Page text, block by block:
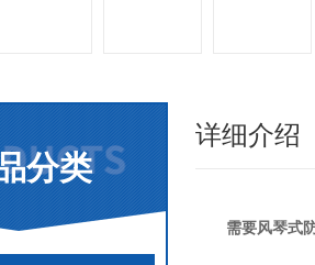
分类
详细介绍
需要风琴式